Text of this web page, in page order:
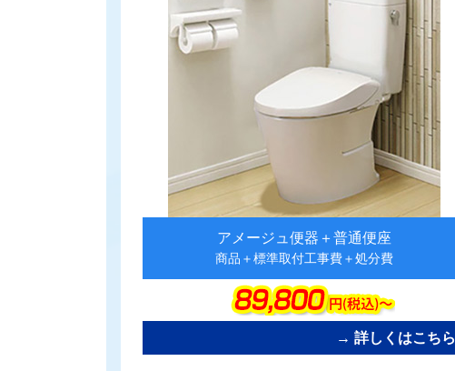
アメージュ便器＋普通便座
商品＋標準取付工事費＋処分費
→ 詳しくはこちら